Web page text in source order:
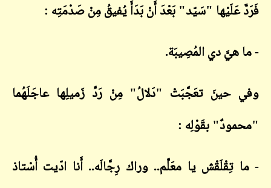
فَرَدَّ عَلَيْها "سَيّد" بَعْدَ أَنْ بَدَأَ يُفيقُ مِنْ صَدْمَتِه :
- ما هيَّ دي المُصِيبَة.
وفي حينَ تعَجَّبَتْ "دَلالُ" مِنْ رَدِّ زَميلِها عاجَلَهُما
"محمودٌ" بقَوْلِه :
- ما تِقْلَقْش يا معَلِّم.. وراك رِجَّالَه.. أَنا ادّيت أُسْتاذ